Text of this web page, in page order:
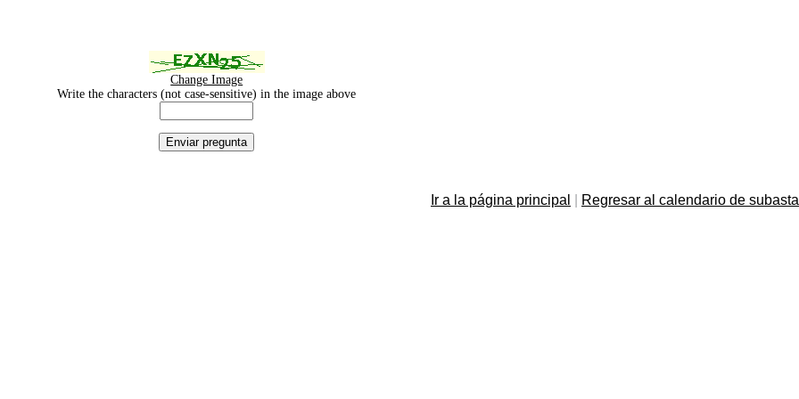
Change Image
Write the characters (not case-sensitive) in the image above
Ir a la página principal Regresar al calendario de